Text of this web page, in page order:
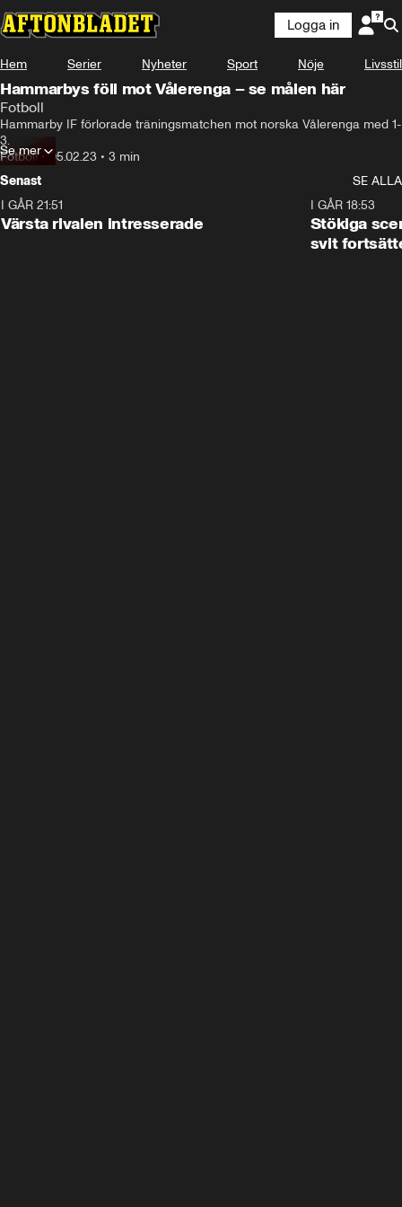
Logga in
Hem Serier Nyheter Sport Nöje Livsstil
Hammarbys föll mot Vålerenga – se målen här
Fotboll
Hammarby IF förlorade träningsmatchen mot norska Vålerenga med 1-
3.
Fotboll•05.02.23 • 3 min
Se mer
Senast
SE ALLA
I GÅR 21:51
Värsta rivalen intresserade
I GÅR 18:53
Stökiga
svit